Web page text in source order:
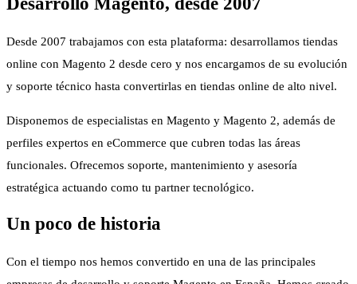
Desde 2007 trabajamos con esta plataforma: desarrollamos tiendas
online con Magento 2 desde cero y nos encargamos de su evolución
y soporte técnico hasta convertirlas en tiendas online de alto nivel.
Disponemos de especialistas en Magento y Magento 2, además de
perfiles expertos en eCommerce que cubren todas las áreas
funcionales. Ofrecemos soporte, mantenimiento y asesoría
estratégica actuando como tu partner tecnológico.
Un poco de historia
Con el tiempo nos hemos convertido en una de las principales